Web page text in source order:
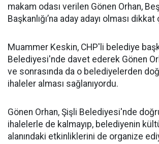
makam odası verilen Gönen Orhan,
Başkanlığı’na aday adayı olması
Muammer Keskin, CHP'li belediye
Belediyesi'nde davet ederek Gönen
ve sonrasında da o belediyelerden
ihaleler alması sağlanıyordu.
Gönen Orhan, Şişli Belediyesi'nde
ihalelerle de kalmayıp, belediyenin
alanındaki etkinliklerini de organize